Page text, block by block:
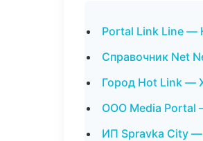
Portal Link Line
Справочник Net
Город Hot Link —
ООО Media
ИП Spravka City